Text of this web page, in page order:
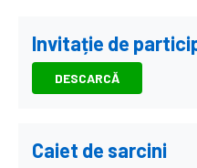
Invitație de
DESCARCĂ
Caiet de sarcini